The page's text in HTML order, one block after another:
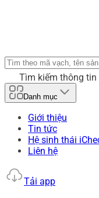
Tìm kiếm thông tin
Danh mục
Giới thiệu
Tin tức
Hệ sinh thái
Liên hệ
Tải app